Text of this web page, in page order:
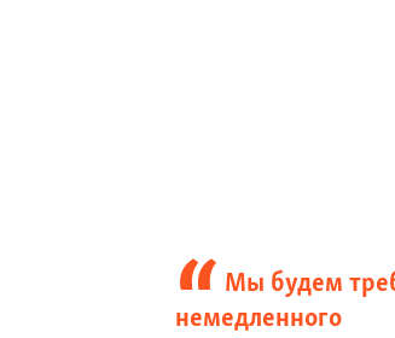
Мы будем
немедленного